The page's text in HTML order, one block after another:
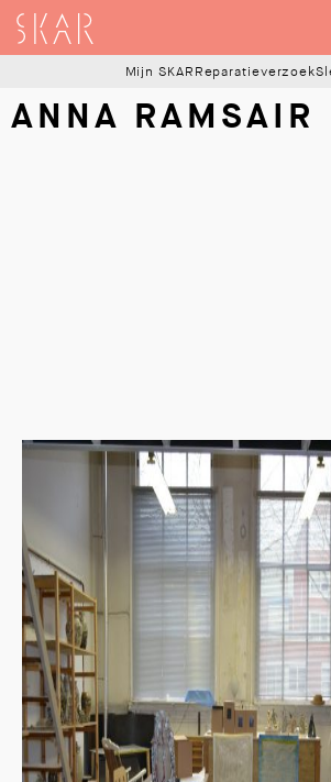
SKAR
Mijn SKAR Reparatieverzoek
ANNA RAMSAIR